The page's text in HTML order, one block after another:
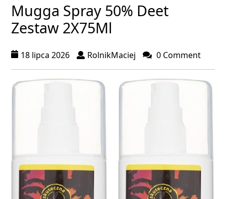
Mugga Spray 50% Deet
Zestaw 2X75Ml
18 lipca 2026 RolnikMaciej 0 Comment